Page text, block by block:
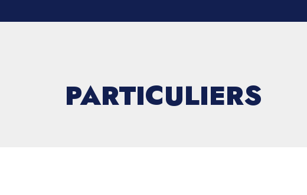
PARTICULIERS